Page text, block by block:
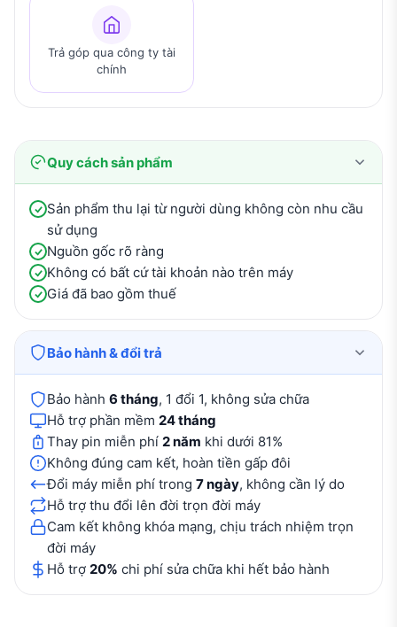
Trả góp qua công ty tài
chính
Quy cách sản phẩm
Sản phẩm thu lại từ người dùng không còn nhu cầu
sử dụng
Nguồn gốc rõ ràng
Không có bất cứ tài khoản nào trên máy
Giá đã bao gồm thuế
Bảo hành & đổi trả
Bảo hành 6 tháng, 1 đổi 1, không sửa chữa
Hỗ trợ phần mềm 24 tháng
Thay pin miễn phí 2 năm khi dưới 81%
Không đúng cam kết, hoàn tiền gấp đôi
Đổi máy miễn phí trong 7 ngày, không cần lý do
Hỗ trợ thu đổi lên đời trọn đời máy
Cam kết không khóa mạng, chịu trách nhiệm trọn
đời máy
Hỗ trợ 20% chi phí sửa chữa khi hết bảo hành